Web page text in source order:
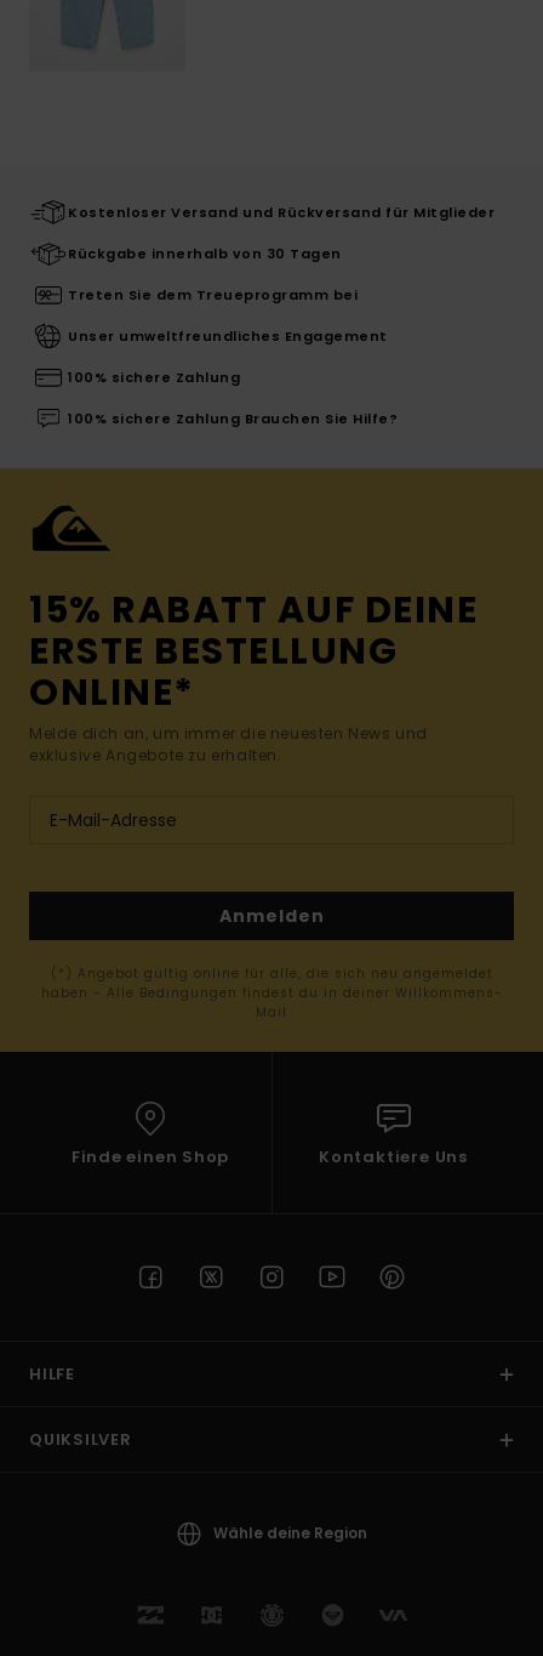
Kostenloser Versand und Rückversand für Mitglieder
Rückgabe innerhalb von 30 Tagen
Treten Sie dem Treueprogramm bei
Unser umweltfreundliches Engagement
100% sichere Zahlung
100% sichere Zahlung Brauchen Sie Hilfe?
15% RABATT AUF DEINE
ERSTE BESTELLUNG
ONLINE*
Melde dich an, um immer die neuesten News und
exklusive Angebote zu erhalten.
Anmelden
(*) Angebot gültig online für alle, die sich neu angemeldet
haben - Alle Bedingungen findest du in deiner Willkommens-
Mail
Finde einen Shop Kontaktiere Uns
HILFE
QUIKSILVER
Wähle deine Region